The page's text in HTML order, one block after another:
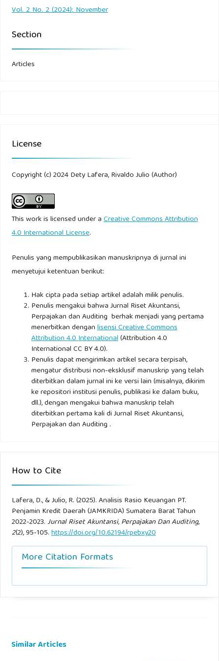
Undang-Undang Nomor 20 Tahun 2008 tentang Usaha
Mikro, Kecil dan Menengah (UMKM).
Vol. 2 No. 2 (2024): November
Section
Articles
License
Copyright (c) 2024 Dety Lafera, Rivaldo Julio (Author)
This work is licensed under aCreative Commons Attribution
4.0 International License.
Penulis yang mempublikasikan manuskripnya di jurnal ini
menyetujui ketentuan berikut:
Hak cipta pada setiap artikel adalah milik penulis.
Penulis mengakui bahwa Jurnal Riset Akuntansi,
Perpajakan dan Auditing berhak menjadi yang pertama
menerbitkan denganlisensi Creative Commons
Attribution 4.0 International(Attribution 4.0
International CC BY 4.0).
Penulis dapat mengirimkan artikel secara terpisah,
mengatur distribusi non-eksklusif manuskrip yang telah
diterbitkan dalam jurnal ini ke versi lain (misalnya, dikirim
ke repositori institusi penulis, publikasi ke dalam buku,
dll.), dengan mengakui bahwa manuskrip telah
diterbitkan pertama kali di Jurnal Riset Akuntansi,
Perpajakan dan Auditing .
How to Cite
Lafera, D., & Julio, R. (2025). Analisis Rasio Keuangan PT.
Penjamin Kredit Daerah (JAMKRIDA) Sumatera Barat Tahun
2022-2023.Jurnal Riset Akuntansi, Perpajakan Dan Auditing,
2(2), 95-105.https://doi.org/10.62194/rpebxy20
More Citation Formats
Similar Articles